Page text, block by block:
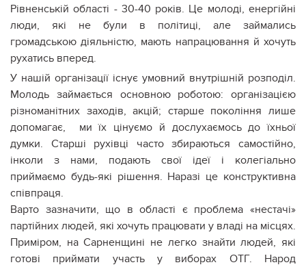
Рівненській області - 30-40 років. Це молоді, енергійні
люди, які не були в політиці, але займались
громадською діяльністю, мають напрацювання й хочуть
рухатись вперед.
У нашій організації існує умовний внутрішній розподіл.
Молодь займається основною роботою: організацією
різноманітних заходів, акцій; старше покоління лише
допомагає, ми їх цінуємо й дослухаємось до їхньої
думки. Старші рухівці часто збираються самостійно,
інколи з нами, подають свої ідеї і колегіально
приймаємо будь-які рішення. Наразі це конструктивна
співпраця.
Варто зазначити, що в області є проблема «нестачі»
партійних людей, які хочуть працювати у владі на місцях.
Приміром, на Сарненщині не легко знайти людей, які
готові приймати участь у виборах ОТГ. Народ